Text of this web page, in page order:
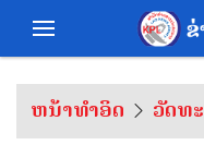
ຫນ້າທຳອິດ ວັດທ